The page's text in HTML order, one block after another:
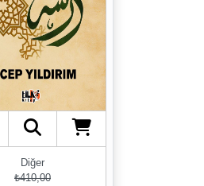
Diğer
₺410,00